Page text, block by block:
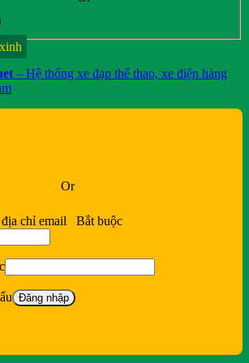
– Hệ thống xe đạp thể thao, xe điện hàng
Or
chỉ email Bắt buộc
Đăng nhập